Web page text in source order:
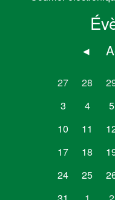
◂
27 28
3
4 5
10
11
17
18
24
25